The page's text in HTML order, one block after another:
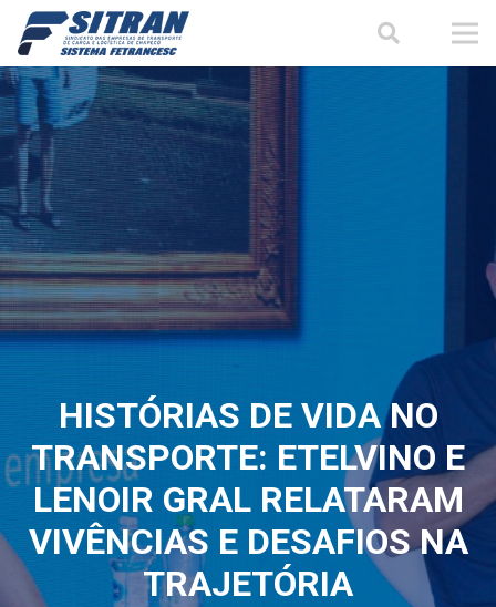
HISTÓRIAS DE VIDA NO
TRANSPORTE: ETELVINO E
LENOIR GRAL RELATARAM
VIVÊNCIAS E DESAFIOS NA
TRAJETÓRIA